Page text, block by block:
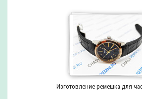
Изготовление ремешка для